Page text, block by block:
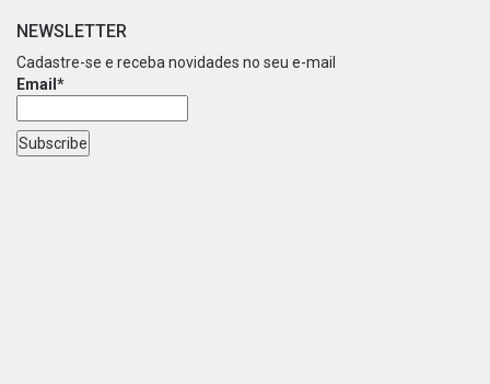
NEWSLETTER
Cadastre-se e receba novidades no seu e-mail
Email*